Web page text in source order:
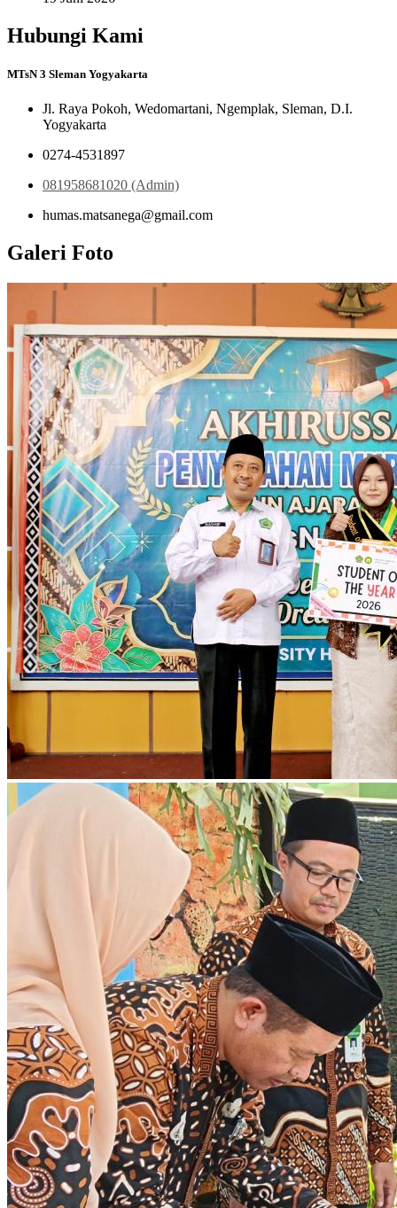
Hubungi Kami
MTsN 3 Sleman Yogyakarta
Jl. Raya Pokoh, Wedomartani, Ngemplak, Sleman, D.I.
Yogyakarta
0274-4531897
081958681020 (Admin)
humas.matsanega@gmail.com
Galeri Foto